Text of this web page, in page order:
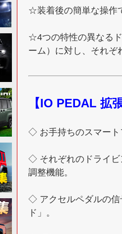
☆装着後の簡単な操作
☆4つの特性の異なる
ーム）に対し、それぞ
【IO PEDAL 拡
◇ お手持ちのスマート
◇ それぞれのドライビ
調整機能。
◇ アクセルペダルの信
ド」。